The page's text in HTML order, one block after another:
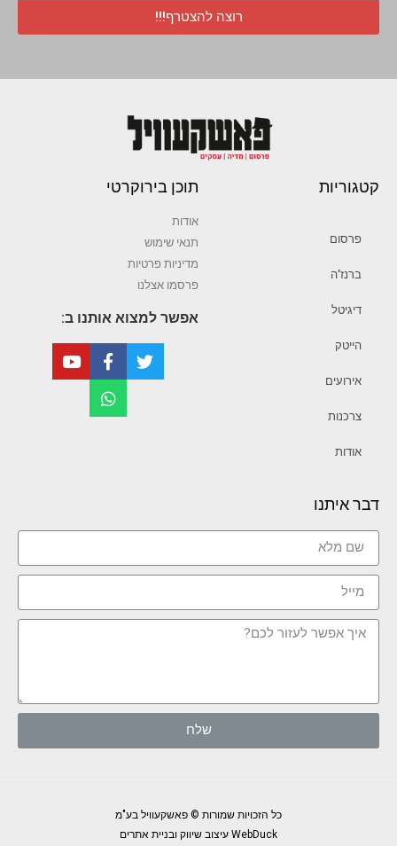
רוצה להצטרף!!!
קטגוריות
פרסום
ברנז’ה
דיגיטל
הייטק
אירועים
צרכנות
אודות
תוכן בירוקרטי
אודות
תנאי שימוש
מדיניות פרטיות
פרסמו אצלנו
אפשר למצוא אותנו ב:
דבר איתנו
שלח
כל הזכויות שמורות © פאשקעוויל בע"מ
WebDuck עיצוב שיווק ובניית אתרים